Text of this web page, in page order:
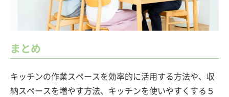
まとめ
キッチンの作業スペースを効率的に活用する方法や、収
納スペースを増やす方法、キッチンを使いやすくする５